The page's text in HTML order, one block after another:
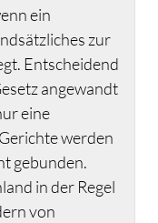
ein
zur
Entscheidend
angewandt
eine
werden
gebunden.
in der Regel
von